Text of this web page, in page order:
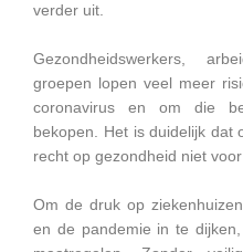
verder uit.
Gezondheidswerkers,
groepen lopen veel meer
coronavirus en om die
bekopen. Het is duidelijk dat
recht op gezondheid niet
Om de druk op
en de pandemie in te